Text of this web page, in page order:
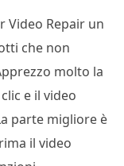
Video Repair un
che non
molto la
e il video
parte migliore è
il video